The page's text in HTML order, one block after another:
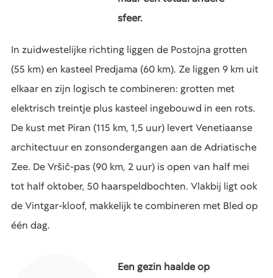
sfeer.
In zuidwestelijke richting liggen de Postojna grotten
(55 km) en kasteel Predjama (60 km). Ze liggen 9 km uit
elkaar en zijn logisch te combineren: grotten met
elektrisch treintje plus kasteel ingebouwd in een rots.
De kust met Piran (115 km, 1,5 uur) levert Venetiaanse
architectuur en zonsondergangen aan de Adriatische
Zee. De Vršič-pas (90 km, 2 uur) is open van half mei
tot half oktober, 50 haarspeldbochten. Vlakbij ligt ook
de Vintgar-kloof, makkelijk te combineren met Bled op
één dag.
Een gezin haalde op